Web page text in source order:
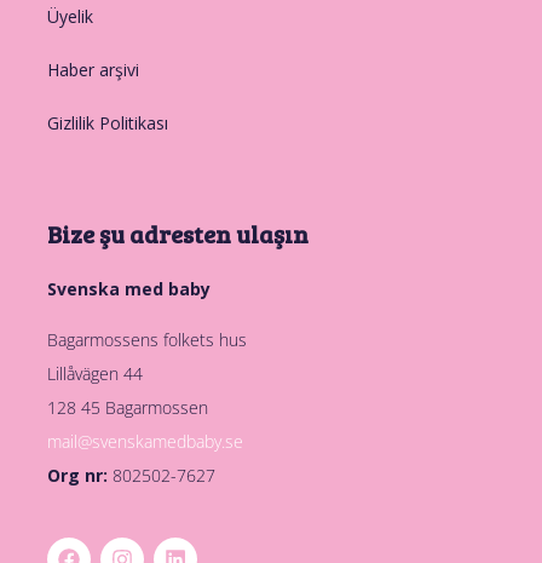
Üyelik
Haber arşivi
Gizlilik Politikası
Bize şu adresten ulaşın
Svenska med baby
Bagarmossens folkets hus
Lillåvägen 44
128 45 Bagarmossen
mail@svenskamedbaby.se
Org nr: 802502-7627